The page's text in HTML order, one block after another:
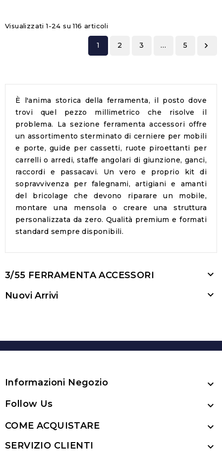
Visualizzati 1-24 su 116 articoli
1 2 3 … 5 
È l'anima storica della ferramenta, il posto dove
trovi quel pezzo millimetrico che risolve il
problema. La sezioneferramenta accessorioffre
un assortimento sterminato di cerniere per mobili
e porte, guide per cassetti, ruote piroettanti per
carrelli o arredi, staffe angolari di giunzione, ganci,
raccordi e passacavi. Un vero e proprio kit di
sopravvivenza per falegnami, artigiani e amanti
del bricolage che devono riparare un mobile,
montare una mensola o creare una struttura
personalizzata da zero. Qualità premium e formati
standard sempre disponibili.
3/55 FERRAMENTA ACCESSORI 
Nuovi Arrivi 
Informazioni Negozio 
Follow Us 
COME ACQUISTARE 
SERVIZIO CLIENTI 